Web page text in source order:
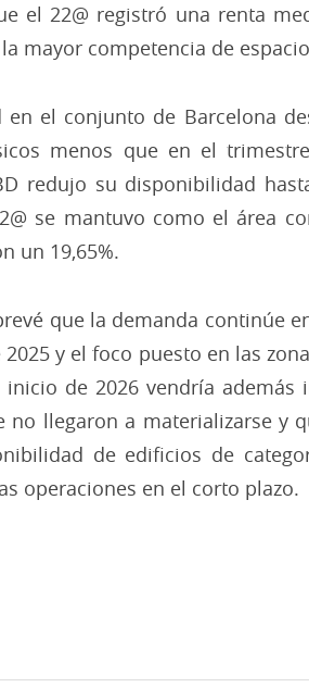
el 22@ registró una renta
mayor competencia de
el conjunto de Barcelona
menos que en el
redujo su disponibilidad
se mantuvo como el área
un 19,65%.
que la demanda continúe
y el foco puesto en las
inicio de 2026 vendría
no llegaron a materializarse y
de edificios de
operaciones en el corto plazo.